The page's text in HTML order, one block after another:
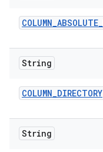
COLUMN_ABSOLUTE_
String
COLUMN_DIRECTORY
String